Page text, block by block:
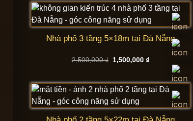
Nhà phố 3 tầng 5×18m tại Đà Nẵng
2,500,000₫ Giá
2,500,000 ₫.
1,500,000₫Giá
là:
1,500,000 ₫.